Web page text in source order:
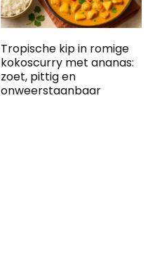
Tropische kip in romige
kokoscurry met ananas:
zoet, pittig en
onweerstaanbaar